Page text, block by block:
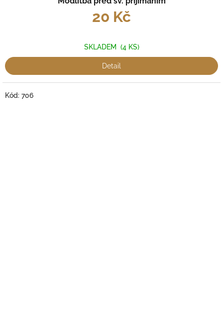
20 Kč
SKLADEM (4 KS)
Detail
Kód: 706